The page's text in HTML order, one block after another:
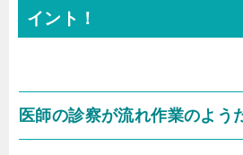
イント！
医師の診察が流れ作業のよう